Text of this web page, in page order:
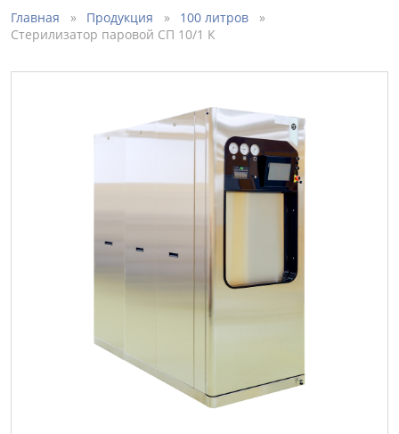
Главная Продукция
100 литров
Стерилизатор паровой СП 10/1 К